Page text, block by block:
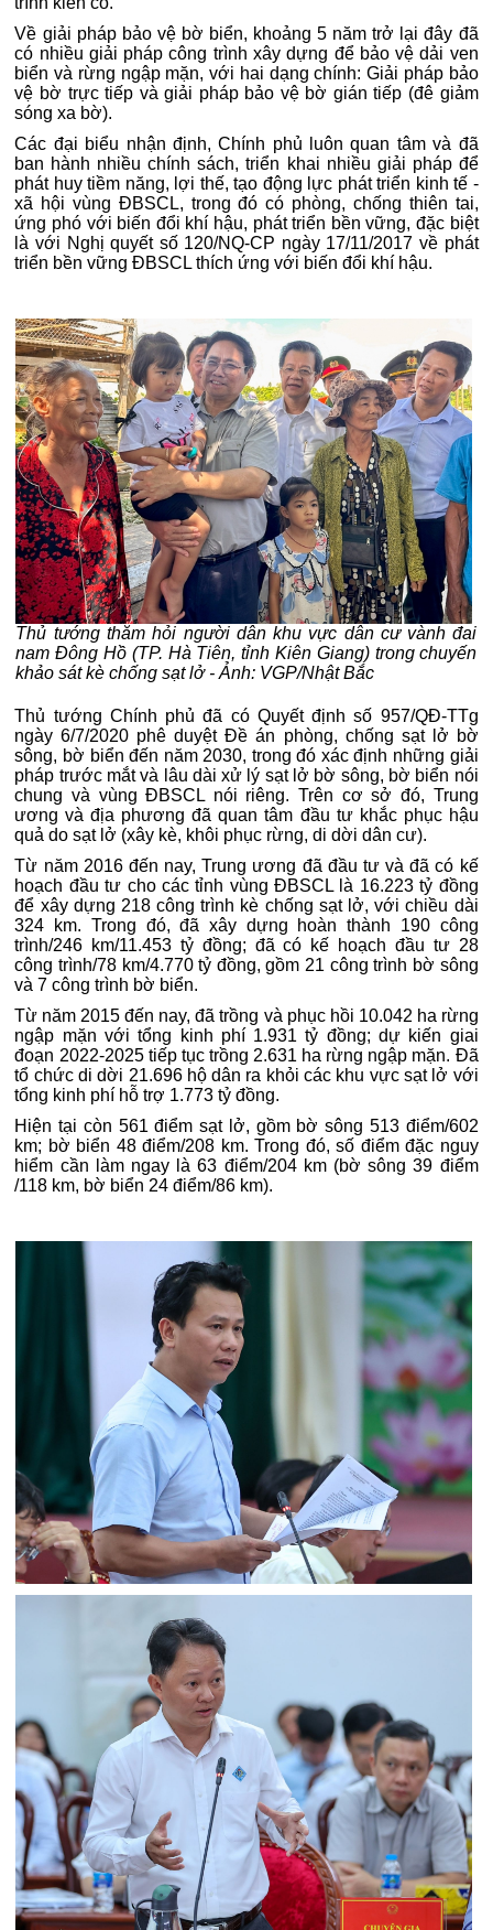
Về giải pháp bảo vệ bờ biển, khoảng 5 năm trở lại đây đã
có nhiều giải pháp công trình xây dựng để bảo vệ dải ven
biển và rừng ngập mặn, với hai dạng chính: Giải pháp bảo
vệ bờ trực tiếp và giải pháp bảo vệ bờ gián tiếp (đê giảm
sóng xa bờ).
Các đại biểu nhận định, Chính phủ luôn quan tâm và đã
ban hành nhiều chính sách, triển khai nhiều giải pháp để
phát huy tiềm năng, lợi thế, tạo động lực phát triển kinh tế -
xã hội vùng ĐBSCL, trong đó có phòng, chống thiên tai,
ứng phó với biến đổi khí hậu, phát triển bền vững, đặc biệt
là với Nghị quyết số 120/NQ-CP ngày 17/11/2017 về phát
triển bền vững ĐBSCL thích ứng với biến đổi khí hậu.
Thủ tướng thăm hỏi người dân khu vực dân cư vành đai
nam Đông Hồ (TP. Hà Tiên, tỉnh Kiên Giang) trong chuyến
khảo sát kè chống sạt lở - Ảnh: VGP/Nhật Bắc
Thủ tướng Chính phủ đã có Quyết định số 957/QĐ-TTg
ngày 6/7/2020 phê duyệt Đề án phòng, chống sạt lở bờ
sông, bờ biển đến năm 2030, trong đó xác định những giải
pháp trước mắt và lâu dài xử lý sạt lở bờ sông, bờ biển nói
chung và vùng ĐBSCL nói riêng. Trên cơ sở đó, Trung
ương và địa phương đã quan tâm đầu tư khắc phục hậu
quả do sạt lở (xây kè, khôi phục rừng, di dời dân cư).
Từ năm 2016 đến nay, Trung ương đã đầu tư và đã có kế
hoạch đầu tư cho các tỉnh vùng ĐBSCL là 16.223 tỷ đồng
để xây dựng 218 công trình kè chống sạt lở, với chiều dài
324 km. Trong đó, đã xây dựng hoàn thành 190 công
trình/246 km/11.453 tỷ đồng; đã có kế hoạch đầu tư 28
công trình/78 km/4.770 tỷ đồng, gồm 21 công trình bờ sông
và 7 công trình bờ biển.
Từ năm 2015 đến nay, đã trồng và phục hồi 10.042 ha rừng
ngập mặn với tổng kinh phí 1.931 tỷ đồng; dự kiến giai
đoạn 2022-2025 tiếp tục trồng 2.631 ha rừng ngập mặn. Đã
tổ chức di dời 21.696 hộ dân ra khỏi các khu vực sạt lở với
tổng kinh phí hỗ trợ 1.773 tỷ đồng.
Hiện tại còn 561 điểm sạt lở, gồm bờ sông 513 điểm/602
km; bờ biển 48 điểm/208 km. Trong đó, số điểm đặc nguy
hiểm cần làm ngay là 63 điểm/204 km (bờ sông 39 điểm
/118 km, bờ biển 24 điểm/86 km).